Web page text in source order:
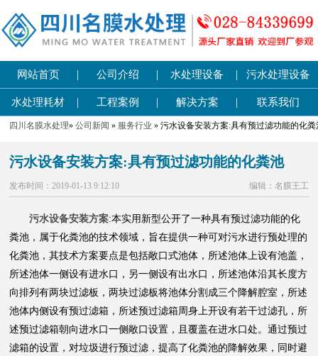
网站首页 | 公司介绍 | 水处理设备 | 污水处理设备
水处理耗材 | 工程案例 | 解决方案 | 联系我们
四川名膜水处理»公司新闻 » 服务行业 » 污水设备安装方案:具有预过滤功能的化粪
污水设备安装方案:具有预过滤功能的化粪池
发布时间：2019-01-13 9:12:10 编辑：名膜王工
污水设备安装方案:本实用新型公开了一种具有预过滤功能的化
粪池，属于化粪池的技术领域，旨在提供一种可对污水进行预处理的
化粪池，其技术方案要点是包括敞口式池体，所述池体上设有池盖，
所述池体一侧设有进水口，另一侧设有出水口，所述池体沿其长度方
向排列有两块过滤板，两块过滤板将池体分割成三个降解腔室，所述
池体内侧设有预过滤箱，所述预过滤箱周身上开设有若干过滤孔，所
述预过滤箱朝向进水口一侧敞口设置，且覆盖在进水口处。通过预过
滤箱的设置，对垃圾进行预过滤，提高了化粪池的降解效果，同时避